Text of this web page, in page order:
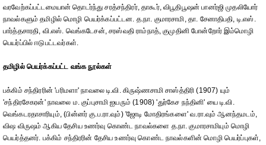
வரவேற்கப்பட்டமையான் தொடர்ந்து சரத்சந்திரர், தாகூர், விபூதிபூஷன் பானர்ஜி முதலியோர்
நாவல்களும் தமிழில் மொழி பெயர்க்கப்பட்டன. த.நா. குமாரசாமி, தா. சேனாதிபதி, டி.எஸ்.
பார்த்தசாரதி, வி.எஸ். வெங்கடேசன், சரஸ்வதி ராம்நாத், குமுதினி போன்றோர் இம்மொழி
பெயர்ப்பில் ஈடுபட்டவர்கள்.
தமிழில் பெயர்க்கப்பட்ட வங்க நூல்கள்
பக்கிம் சந்திரரின் 'பரிமளா' நாவலை டி.வி. கிருஷ்ணசாமி சாஸ்த்திரி (1907) யும்
'சந்திரசேகரன்' நாவலை ம. குப்புசாமி ஐயரும் (1908) 'துர்கேச நந்தினி' யை டி.வி.
வெங்கடரதாசாரியும், (பின்னர் கு.ப.ரா.வும்) 'ஜோடி மோதிரங்களை' வ.ரா.வும் ஆனந்தமடம்,
விஷ விருஷம் ஆகிய தேசிய உணர்வு கொண்ட நாவல்களை த.நா. குமாரசாமியும் மொழி
பெயர்த்தனர். பக்கிம் சந்திரரின் தேசிய உணர்வு கொண்ட நாவல்களின் மொழி பெயர்ப்புகள்,